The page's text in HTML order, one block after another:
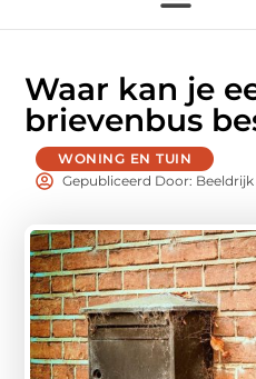
Waar kan je
brievenbus
WONING EN TUIN
Gepubliceerd Door: Beeldrijk